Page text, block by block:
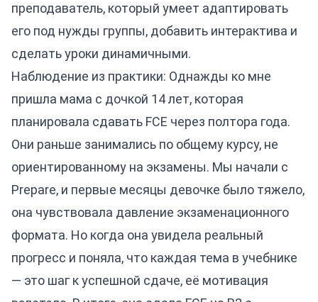
преподаватель, который умеет адаптировать
его под нужды группы, добавить интерактива и
сделать уроки динамичными.
Наблюдение из практики: Однажды ко мне
пришла мама с дочкой 14 лет, которая
планировала сдавать FCE через полтора года.
Они раньше занимались по общему курсу, не
ориентированному на экзамены. Мы начали с
Prepare, и первые месяцы девочке было тяжело,
она чувствовала давление экзаменационного
формата. Но когда она увидела реальный
прогресс и поняла, что каждая тема в учебнике
— это шаг к успешной сдаче, её мотивация